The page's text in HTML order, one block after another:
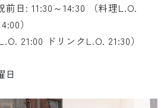
日: 11:30～14:30 （料理L.O.
）
21:00 ドリンクL.O. 21:30）
日